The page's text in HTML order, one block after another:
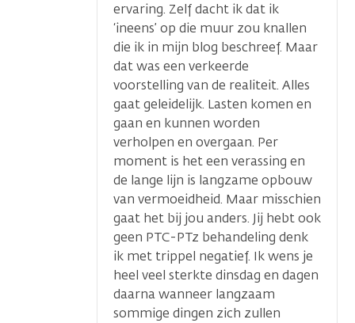
ervaring. Zelf dacht ik dat ik
‘ineens’ op die muur zou knallen
die ik in mijn blog beschreef. Maar
dat was een verkeerde
voorstelling van de realiteit. Alles
gaat geleidelijk. Lasten komen en
gaan en kunnen worden
verholpen en overgaan. Per
moment is het een verassing en
de lange lijn is langzame opbouw
van vermoeidheid. Maar misschien
gaat het bij jou anders. Jij hebt ook
geen PTC-PTz behandeling denk
ik met trippel negatief. Ik wens je
heel veel sterkte dinsdag en dagen
daarna wanneer langzaam
sommige dingen zich zullen